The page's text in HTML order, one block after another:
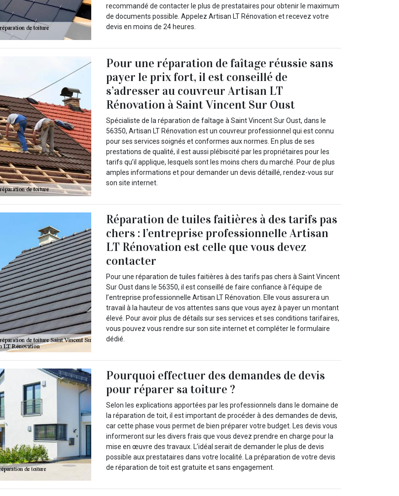
recommandé de contacter le plus de prestataires pour obtenir le maximum
de documents possible. Appelez Artisan LT Rénovation et recevez votre
devis en moins de 24 heures.
Pour une réparation de faîtage réussie sans
payer le prix fort, il est conseillé de
s’adresser au couvreur Artisan LT
Rénovation à Saint Vincent Sur Oust
Spécialiste de la réparation de faîtage à Saint Vincent Sur Oust, dans le
56350, Artisan LT Rénovation est un couvreur professionnel qui est connu
pour ses services soignés et conformes aux normes. En plus de ses
prestations de qualité, il est aussi plébiscité par les propriétaires pour les
tarifs qu’il applique, lesquels sont les moins chers du marché. Pour de plus
amples informations et pour demander un devis détaillé, rendez-vous sur
son site internet.
Réparation de tuiles faitières à des tarifs pas
chers : l’entreprise professionnelle Artisan
LT Rénovation est celle que vous devez
contacter
Pour une réparation de tuiles faitières à des tarifs pas chers à Saint Vincent
Sur Oust dans le 56350, il est conseillé de faire confiance à l’équipe de
l’entreprise professionnelle Artisan LT Rénovation. Elle vous assurera un
travail à la hauteur de vos attentes sans que vous ayez à payer un montant
élevé. Pour avoir plus de détails sur ses services et ses conditions tarifaires,
vous pouvez vous rendre sur son site internet et compléter le formulaire
dédié.
Pourquoi effectuer des demandes de devis
pour réparer sa toiture ?
Selon les explications apportées par les professionnels dans le domaine de
la réparation de toit, il est important de procéder à des demandes de devis,
car cette phase vous permet de bien préparer votre budget. Les devis vous
informeront sur les divers frais que vous devez prendre en charge pour la
mise en œuvre des travaux. L’idéal serait de demander le plus de devis
possible aux prestataires dans votre localité. La préparation de votre devis
de réparation de toit est gratuite et sans engagement.